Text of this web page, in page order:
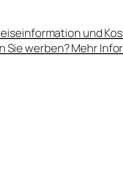
und
Sie werben? Mehr